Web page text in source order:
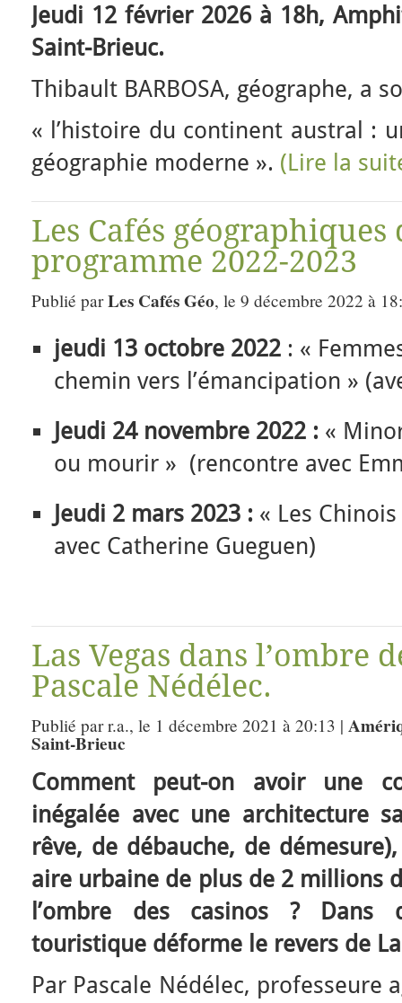
Jeudi 12 février 2026 à 18h,
Saint-Brieuc.
Thibault BARBOSA, géographe, a
« l’histoire du continent austral :
géographie moderne ». (Lire la
Les Cafés
programme 2022-2023
Publié parLes Cafés Géo, le 9 décembre 2022 à
jeudi 13 octobre 2022 : «
chemin vers l’émancipation »
Jeudi 24 novembre 2022 : «
ou mourir » (rencontre avec
Jeudi 2 mars 2023 : « Les
avec Catherine Gueguen)
Las Vegas dans l’ombre
Pascale Nédélec.
Publié par r.a., le 1 décembre 2021 à 20:13 |
Saint-Brieuc
Comment peut-on avoir une
inégalée avec une architecture
rêve, de débauche, de
aire urbaine de plus de 2 millions
l’ombre des casinos ? Dans
touristique déforme le revers de
Par Pascale Nédélec, professeure